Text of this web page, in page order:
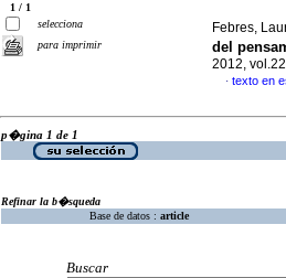
1 / 1
selecciona
para imprimir
Febres,
del
2012,
· texto en
p�gina 1 de 1
Refinar la b�squeda
Base de datos : article
Buscar